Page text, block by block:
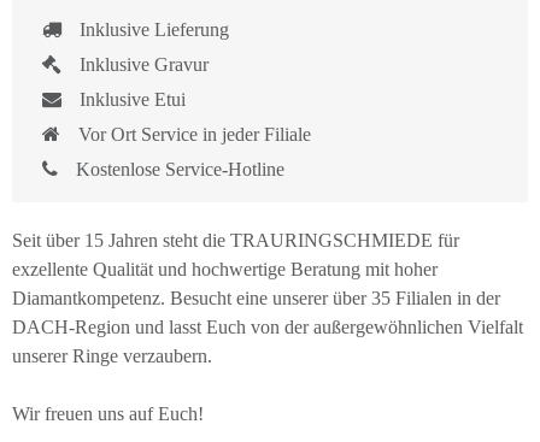
Inklusive Lieferung
Inklusive Gravur
Inklusive Etui
Vor Ort Service in jeder Filiale
Kostenlose Service-Hotline
Seit über 15 Jahren steht die TRAURINGSCHMIEDE für
exzellente Qualität und hochwertige Beratung mit hoher
Diamantkompetenz. Besucht eine unserer über 35 Filialen in der
DACH-Region und lasst Euch von der außergewöhnlichen Vielfalt
unserer Ringe verzaubern.
Wir freuen uns auf Euch!